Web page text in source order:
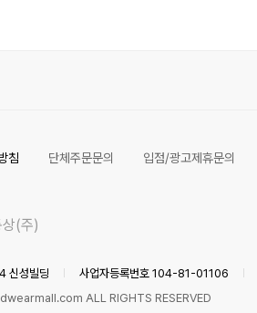
침 단체주문문의 입점/광고제휴문의
상(주)
신성빌딩 사업자등록번호 104-81-01106
ALL RIGHTS RESERVED